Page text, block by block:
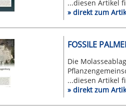
...diesen Artikel
» direkt zum
FOSSILE
Die
...diesen Artikel
» direkt zum